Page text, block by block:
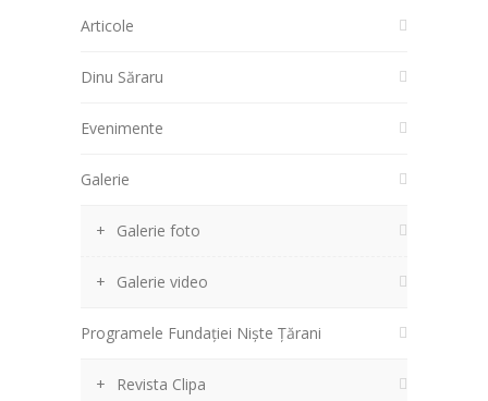
Articole
Dinu Săraru
Evenimente
Galerie
Galerie foto
Galerie video
Programele Fundației Niște Țărani
Revista Clipa